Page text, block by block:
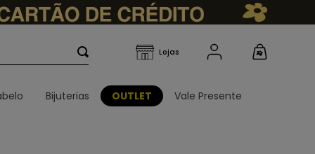
Bijuterias OUTLET Vale Presente